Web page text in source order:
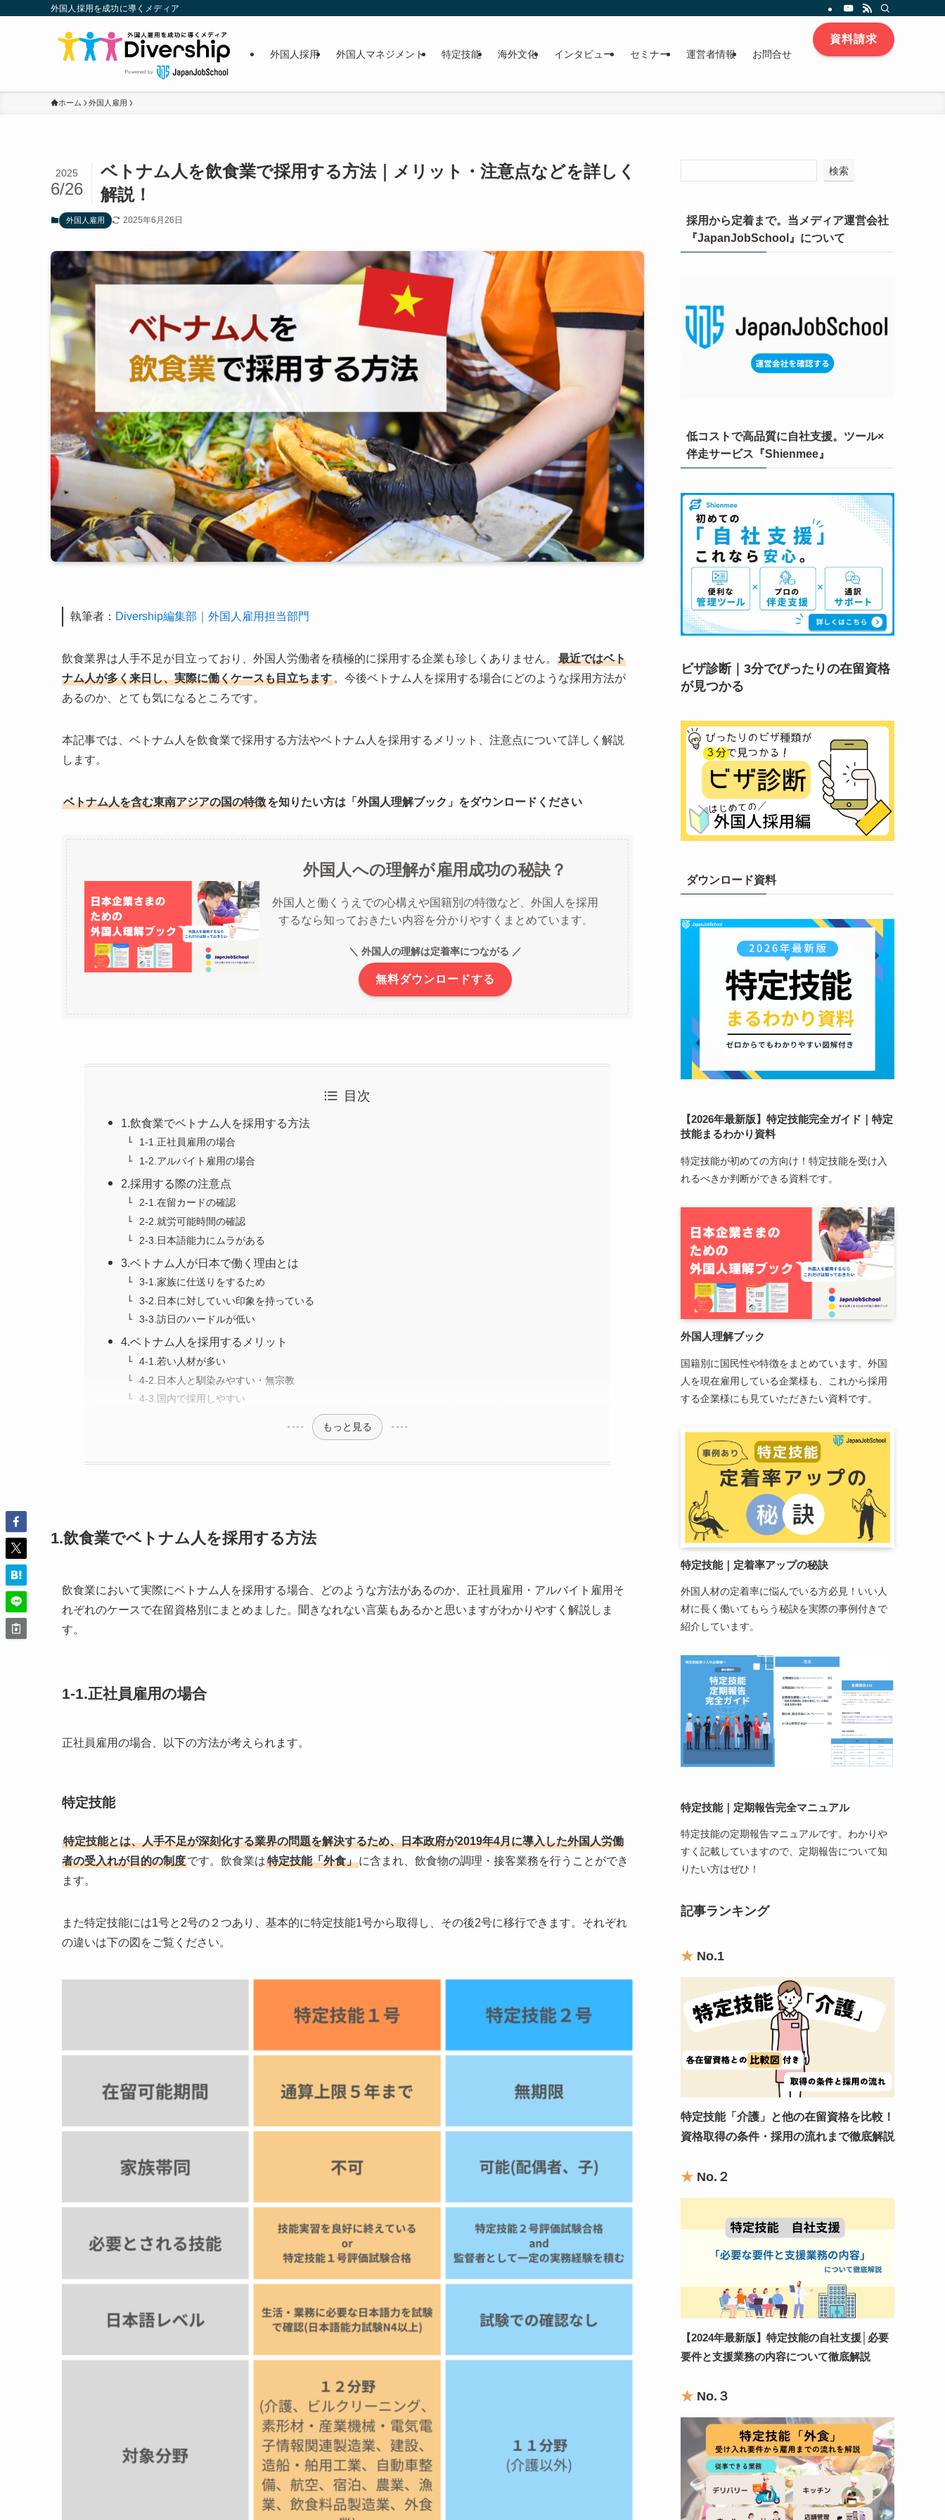
外国人採用を成功に導くメディア
外国人採用 外国人マネジメント 特定技能 海外文化 インタビュー セミナー 運営者情報 お問合せ
資料請求
ホーム 外国人雇用
ベトナム人を飲食業で採用する方法｜メリット・注意点などを詳しく
解説！
2025
6/26
外国人雇用 2025年6月26日
執筆者： Divership編集部｜外国人雇用担当部門
飲食業界は人手不足が目立っており、外国人労働者を積極的に採用する企業も珍しくありません。
最近ではベト
ナム人が多く来日し、実際に働くケースも目立ちます 。今後ベトナム人を採用する場合にどのような採用方法が
あるのか、とても気になるところです。
本記事では、ベトナム人を飲食業で採用する方法やベトナム人を採用するメリット、注意点について詳しく解説
します。
ベトナム人を含む東南アジアの国の特徴を知りたい方は「外国人理解ブック」をダウンロードください
外国人への理解が雇用成功の秘訣？
外国人と働くうえでの心構えや国籍別の特徴など、外国人を採用
するなら知っておきたい内容を分かりやすくまとめています。
＼ 外国人の理解は定着率につながる ／
無料ダウンロードする
目次
1.飲食業でベトナム人を採用する方法
1-1.正社員雇用の場合
1-2.アルバイト雇用の場合
2.採用する際の注意点
2-1.在留カードの確認
2-2.就労可能時間の確認
2-3.日本語能力にムラがある
3.ベトナム人が日本で働く理由とは
3-1.家族に仕送りをするため
3-2.日本に対していい印象を持っている
3-3.訪日のハードルが低い
4.ベトナム人を採用するメリット
4-1.若い人材が多い
4-2.日本人と馴染みやすい・無宗教
4-3.国内で採用しやすい
もっと見る
1.飲食業でベトナム人を採用する方法
飲食業において実際にベトナム人を採用する場合、どのような方法があるのか、正社員雇用・アルバイト雇用そ
れぞれのケースで在留資格別にまとめました。聞きなれない言葉もあるかと思いますがわかりやすく解説しま
す。
1-1.正社員雇用の場合
正社員雇用の場合、以下の方法が考えられます。
特定技能
特定技能とは、人手不足が深刻化する業界の問題を解決するため、日本政府が2019年4月に導入した外国人労働
者の受入れが目的の制度です。飲食業は特定技能「外食」に含まれ、飲食物の調理・接客業務を行うことができ
ます。
また特定技能には1号と2号の２つあり、基本的に特定技能1号から取得し、その後2号に移行できます。それぞれ
の違いは下の図をご覧ください。
検索
採用から定着まで。当メディア運営会社
『JapanJobSchool』について
低コストで高品質に自社支援。ツール×
伴走サービス『Shienmee』
ビザ診断｜3分でぴったりの在留資格
が見つかる
ダウンロード資料
【2026年最新版】特定技能完全ガイド｜特定
技能まるわかり資料
特定技能が初めての方向け！特定技能を受け入
れるべきか判断ができる資料です。
外国人理解ブック
国籍別に国民性や特徴をまとめています。外国
人を現在雇用している企業様も、これから採用
する企業様にも見ていただきたい資料です。
特定技能｜ 定着率アップの秘訣
外国人材の定着率に悩んでいる方必見！いい人
材に長く働いてもらう秘訣を実際の事例付きで
紹介しています。
特定技能｜定期報告完全マニュアル
特定技能の定期報告マニュアルです。わかりや
すく記載していますので、定期報告について知
りたい方はぜひ！
記事ランキング
★ No.1
特定技能「介護」と他の在留資格を比較！
資格取得の条件・採用の流れまで徹底解説
★ No. ２
【2024年最新版】特定技能の自社支援 必要
要件と支援業務の内容について徹底解説
★ No. ３